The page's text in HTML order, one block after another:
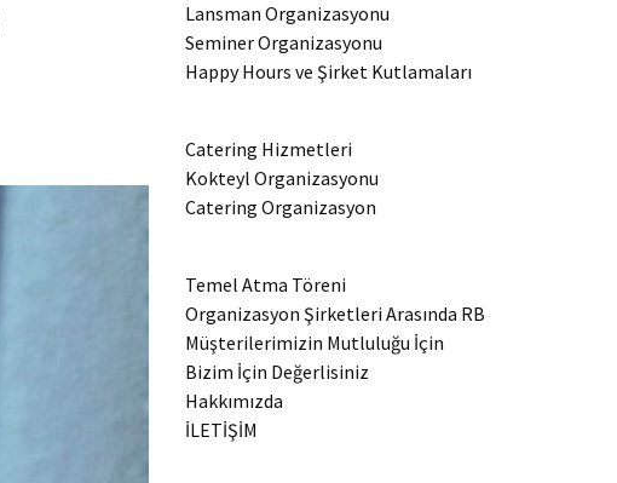
Lansman Organizasyonu
Seminer Organizasyonu
Happy Hours ve Şirket Kutlamaları
Catering Hizmetleri
Kokteyl Organizasyonu
Catering Organizasyon
Temel Atma Töreni
Organizasyon Şirketleri Arasında RB
Müşterilerimizin Mutluluğu İçin
Bizim İçin Değerlisiniz
Hakkımızda
İLETİŞİM